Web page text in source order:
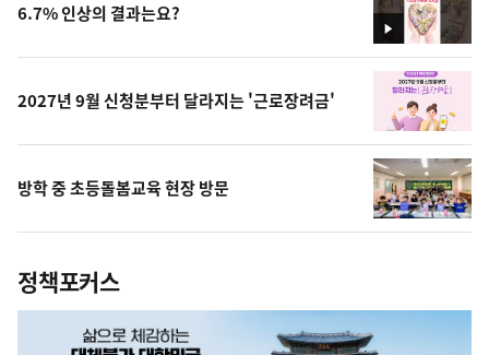
영
상
6.7% 인상의 결과는요?
2027년 9월 신청분부터 달라지는 '근로장려금'
방학 중 초등돌봄교육 현장 방문
정책포커스